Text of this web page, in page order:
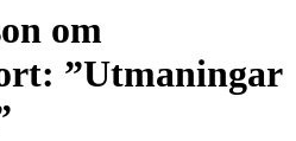
om
”Utmaningar